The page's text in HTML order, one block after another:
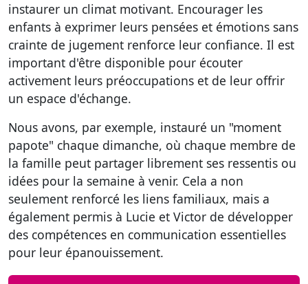
instaurer un climat motivant. Encourager les
enfants à exprimer leurs pensées et émotions sans
crainte de jugement renforce leur confiance. Il est
important d'être disponible pour écouter
activement leurs préoccupations et de leur offrir
un espace d'échange.
Nous avons, par exemple, instauré un "moment
papote" chaque dimanche, où chaque membre de
la famille peut partager librement ses ressentis ou
idées pour la semaine à venir. Cela a non
seulement renforcé les liens familiaux, mais a
également permis à Lucie et Victor de développer
des compétences en communication essentielles
pour leur épanouissement.